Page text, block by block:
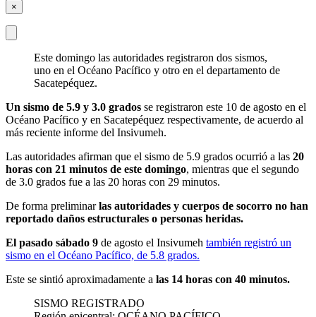
×
Este domingo las autoridades registraron dos sismos,
uno en el Océano Pacífico y otro en el departamento de
Sacatepéquez.
Un sismo de 5.9 y 3.0 grados se registraron este 10 de agosto en el
Océano Pacífico y en Sacatepéquez respectivamente, de acuerdo al
más reciente informe del Insivumeh.
Las autoridades afirman que el sismo de 5.9 grados ocurrió a las 20
horas con 21 minutos de este domingo, mientras que el segundo
de 3.0 grados fue a las 20 horas con 29 minutos.
De forma preliminarlas autoridades y cuerpos de socorro no han
reportado daños estructurales o personas heridas.
El pasado sábado 9 de agosto el Insivumeh también registró un
sismo en el Océano Pacífico, de 5.8 grados.
Este se sintió aproximadamente a las 14 horas con 40 minutos.
SISMO REGISTRADO